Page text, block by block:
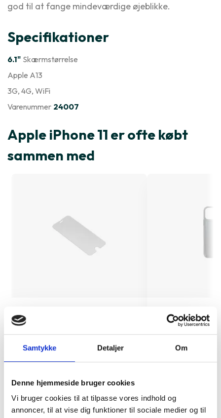
Samtykke Detaljer Om
Denne hjemmeside bruger cookies
Vi bruger cookies til at tilpasse vores indhold og
annoncer, til at vise dig funktioner til sociale medier og til
god til at fange mindeværdige øjeblikke.
Specifikationer
6.1" Skærmstørrelse
Apple A13
3G, 4G, WiFi
Varenummer 24007
Apple iPhone 11 er ofte købt
sammen med
Skærmbeskyttelse iPhone Xr/11
199 kr. TILFØJ
Cover iPhone 11
129 kr.